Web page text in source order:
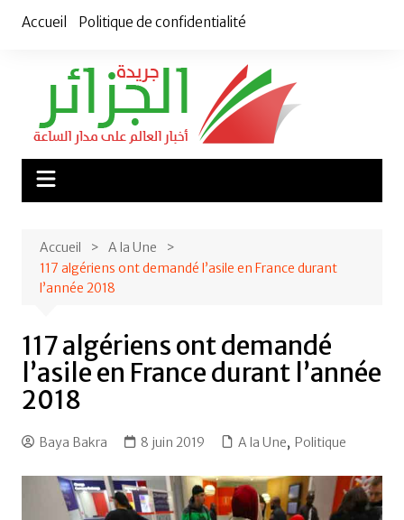
Accueil Politique de confidentialité
Accueil
A la Une
117 algériens ont demandé l’asile en France durant
l’année 2018
117 algériens ont demandé
l’asile en France durant l’année
2018
Baya Bakra 8 juin 2019 A la Une, Politique